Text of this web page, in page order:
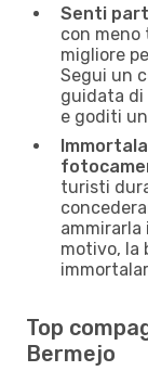
Senti
con
migliore
Segui un
guidata di
e goditi
turisti
motivo, la
Top
Bermejo